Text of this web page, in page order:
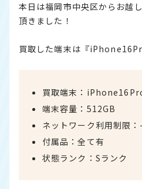
本日は福岡市中央区からお越
頂きました！
買取した端末は『
買取端末：
端末容量：512GB
ネットワーク利用制限：-
付属品：全て有
状態ランク：Sランク